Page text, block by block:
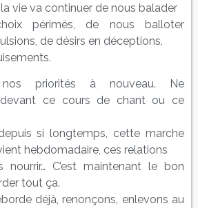
vie va continuer de nous balader
périmés, de nous balloter
de désirs en déceptions,
priorités à nouveau. Ne
devant ce cours de chant ou ce
si longtemps, cette marche
hebdomadaire, ces relations
nourrir… C’est maintenant le bon
tout ça.
déjà, renonçons, enlevons au